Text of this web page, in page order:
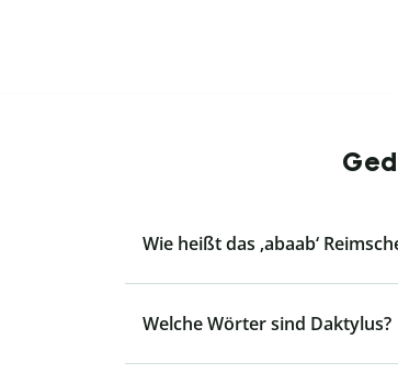
Wie heißt das ‚abaab‘
Welche Wörter sind Daktylus?